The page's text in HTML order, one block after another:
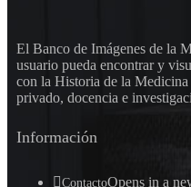
El Banco de Imágenes de la
usuario pueda encontrar y
con la Historia de la
privado, docencia e
Información
ContactoOpens in a